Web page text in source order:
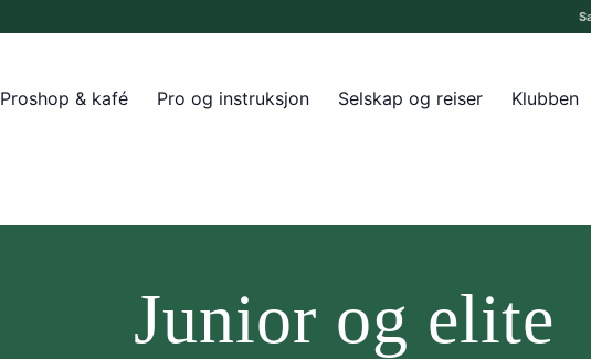
Proshop & kafé Pro og instruksjon Selskap og reiser Klubben
Junior og elite